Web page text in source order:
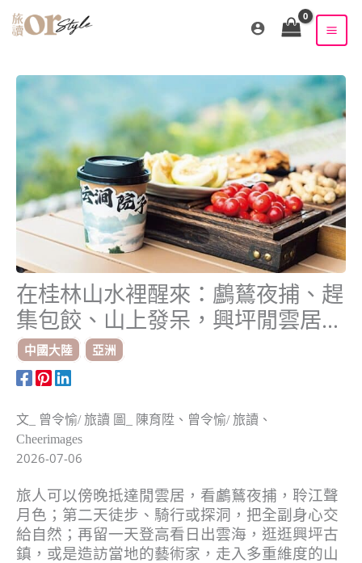
在桂林山水裡醒來：鸕鶿夜捕、趕
集包餃、山上發呆，興坪閒雲居的
慢旅
中國大陸 亞洲
文_ 曾令愉/ 旅讀 圖_ 陳育陞、曾令愉/ 旅讀、
Cheerimages
2026-07-06
旅人可以傍晚抵達閒雲居，看鸕鶿夜捕，聆江聲
月色；第二天徒步、騎行或探洞，把全副身心交
給自然；再留一天登高看日出雲海，逛逛興坪古
鎮，或是造訪當地的藝術家，走入多重維度的山